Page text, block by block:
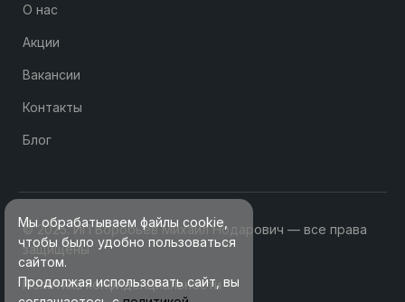
О нас
Акции
Вакансии
Контакты
Блог
© 2025. ИП Воробьев Михаил Нодарович — все права
защищены
Политика конфиденциальности
Мы обрабатываем файлы cookie,
чтобы было удобно пользоваться
сайтом.
Продолжая использовать сайт, вы